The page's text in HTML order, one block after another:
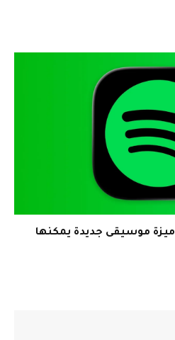
يضيف Spotify لنظام iOS ميزة موسيقى جديدة يمكنها